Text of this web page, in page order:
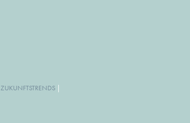
ZUKUNFTSTRENDS|